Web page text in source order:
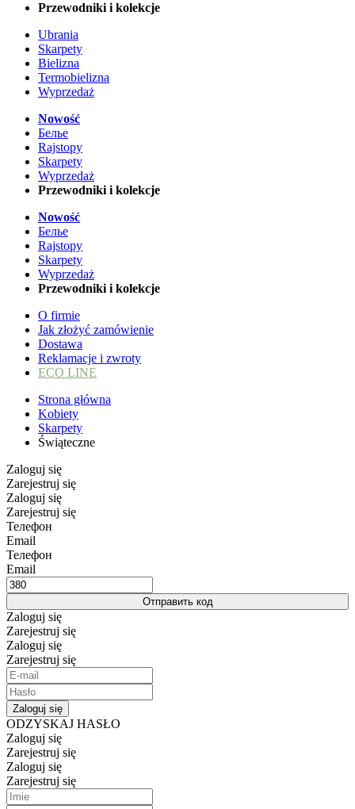
Przewodniki i kolekcje
Ubrania
Skarpety
Bielizna
Termobielizna
Wyprzedaż
Nowość
Белье
Rajstopy
Skarpety
Wyprzedaż
Przewodniki i kolekcje
Nowość
Белье
Rajstopy
Skarpety
Wyprzedaż
Przewodniki i kolekcje
O firmie
Jak złożyć zamówienie
Dostawa
Reklamacje i zwroty
ECO LINE
Strona główna
Kobiety
Skarpety
Świąteczne
Zaloguj się
Zarejestruj się
Zaloguj się
Zarejestruj się
Телефон
Email
Телефон
Email
Отправить код
Zaloguj się
Zarejestruj się
Zaloguj się
Zarejestruj się
Zaloguj się
ODZYSKAJ HASŁO
Zaloguj się
Zarejestruj się
Zaloguj się
Zarejestruj się